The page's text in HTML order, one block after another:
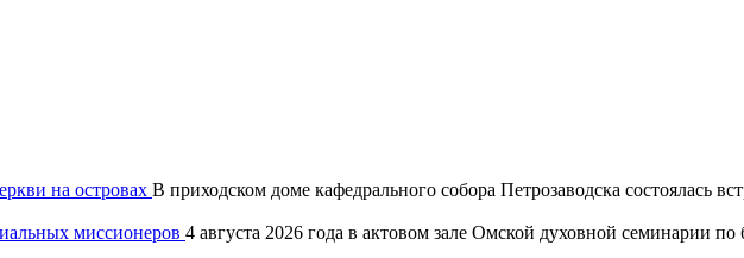
на островах В приходском доме кафедрального собора Петрозаводска состоялась
миссионеров 4 августа 2026 года в актовом зале Омской духовной семинарии